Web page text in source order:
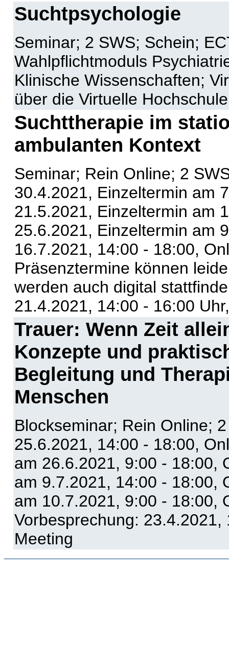
Suchtpsychologie
Seminar; 2 SWS; Schein;
Wahlpflichtmoduls
Klinische Wissenschaften;
über die Virtuelle
Suchttherapie im
ambulanten Kontext
Seminar; Rein Online; 2
30.4.2021, Einzeltermin am
21.5.2021, Einzeltermin am
25.6.2021, Einzeltermin am
16.7.2021, 14:00 - 18:00,
Präsenztermine können
werden auch digital
21.4.2021, 14:00 - 16:00
Trauer: Wenn Zeit
Konzepte und
Begleitung und
Menschen
Blockseminar; Rein Online;
25.6.2021, 14:00 - 18:00,
am 26.6.2021, 9:00 - 18:00,
am 9.7.2021, 14:00 - 18:00,
am 10.7.2021, 9:00 - 18:00,
Vorbesprechung:
Meeting